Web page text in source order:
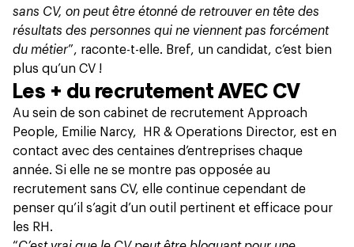
sans CV, on peut être étonné de retrouver en tête des
résultats des personnes qui ne viennent pas forcément
du métier”, raconte-t-elle. Bref, un candidat, c’est bien
plus qu’un CV !
Les + du recrutement AVEC CV
Au sein de son cabinet de recrutement Approach
People, Emilie Narcy, HR & Operations Director, est en
contact avec des centaines d’entreprises chaque
année. Si elle ne se montre pas opposée au
recrutement sans CV, elle continue cependant de
penser qu’il s’agit d’un outil pertinent et efficace pour
les RH.